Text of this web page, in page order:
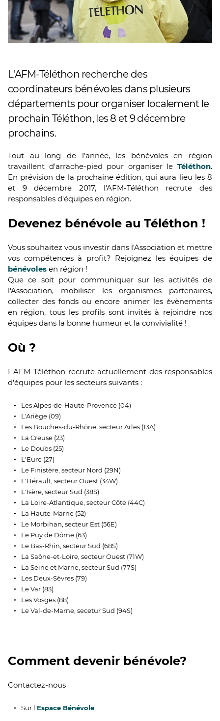
L'AFM-Téléthon recherche des
coordinateurs bénévoles dans plusieurs
départements pour organiser localement le
prochain Téléthon, les 8 et 9 décembre
prochains.
Tout au long de l'année, les bénévoles en région
travaillent d'arrache-pied pour organiser le Téléthon.
En prévision de la prochaine édition, qui aura lieu les 8
et 9 décembre 2017, l'AFM-Téléthon recrute des
responsables d'équipes en région.
Devenez bénévole au Téléthon !
Vous souhaitez vous investir dans l'Association et mettre
vos compétences à profit? Rejoignez les équipes de
bénévoles en région !
Que ce soit pour communiquer sur les activités de
l'Association, mobiliser les organismes partenaires,
collecter des fonds ou encore animer les évènements
en région, tous les profils sont invités à rejoindre nos
équipes dans la bonne humeur et la convivialité !
Où ?
L'AFM-Téléthon recrute actuellement des responsables
d'équipes pour les secteurs suivants :
Les Alpes-de-Haute-Provence (04)
L'Ariège (09)
Les Bouches-du-Rhône, secteur Arles (13A)
La Creuse (23)
Le Doubs (25)
L'Eure (27)
Le Finistère, secteur Nord (29N)
L'Hérault, secteur Ouest (34W)
L'Isère, secteur Sud (38S)
La Loire-Atlantique, secteur Côte (44C)
La Haute-Marne (52)
Le Morbihan, secteur Est (56E)
Le Puy de Dôme (63)
Le Bas-Rhin, secteur Sud (68S)
La Saône-et-Loire, secteur Ouest (71W)
La Seine et Marne, secteur Sud (77S)
Les Deux-Sèvres (79)
Le Var (83)
Les Vosges (88)
Le Val-de-Marne, secetur Sud (94S)
Comment devenir bénévole?
Contactez-nous
Sur l'Espace Bénévole